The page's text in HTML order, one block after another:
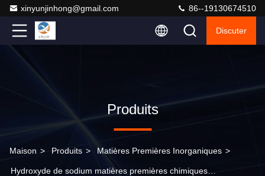
xinyunjinhong@gmail.com 86--19130674510
Discuter
Produits
Maison > Produits > Matières Premières Inorganiques >
Hydroxyde de sodium matières premières chimiques